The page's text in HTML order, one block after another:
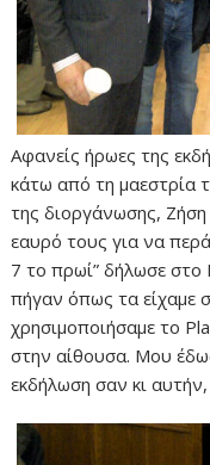
Αφανείς ήρωες της
κάτω από τη μαεστρία
της διοργάνωσης,
εαυρό τους για να
7 το πρωί” δήλωσε
πήγαν όπως τα είχαμε
χρησιμοποιήσαμε το
στην αίθουσα. Μου
εκδήλωση σαν κι